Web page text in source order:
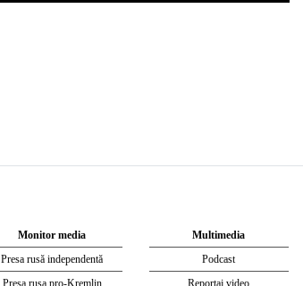
Monitor media
Presa rusă independentă
Presa rusa pro-Kremlin
Multimedia
Podcast
Reportaj video